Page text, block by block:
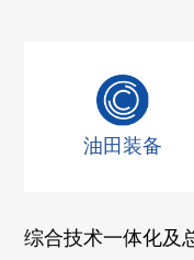
油田装备
综合技术一体化及